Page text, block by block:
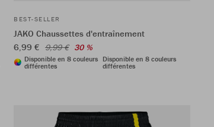
BEST-SELLER
JAKO Chaussettes d'entraînement
6,99 € 9,99 € 30 %
Disponible en 8 couleurs
différentes
Disponible en 8 couleurs
différentes